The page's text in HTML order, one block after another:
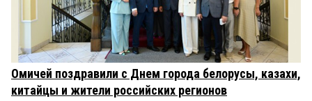
Омичей поздравили с Днем города белорусы, казахи,
китайцы и жители российских регионов